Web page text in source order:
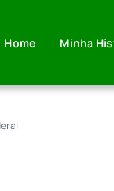
Home Minha